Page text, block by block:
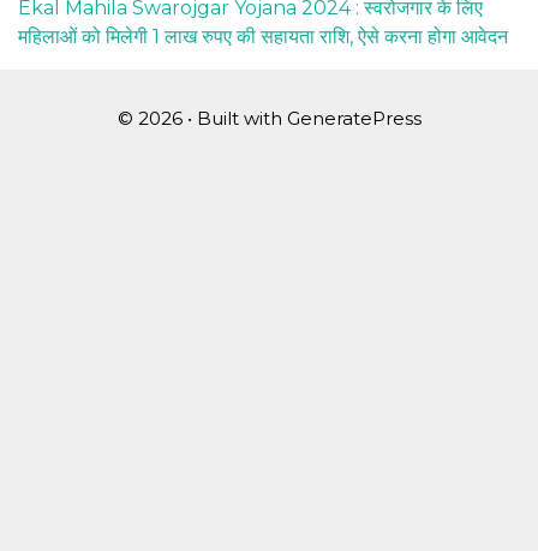
Ekal Mahila Swarojgar Yojana 2024 : स्वरोजगार के लिए
महिलाओं को मिलेगी 1 लाख रुपए की सहायता राशि, ऐसे करना होगा आवेदन
© 2026 • Built with GeneratePress